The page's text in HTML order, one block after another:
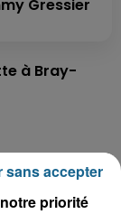
Gressier
à Bray-
va
du lourd
priorité
sans accepter